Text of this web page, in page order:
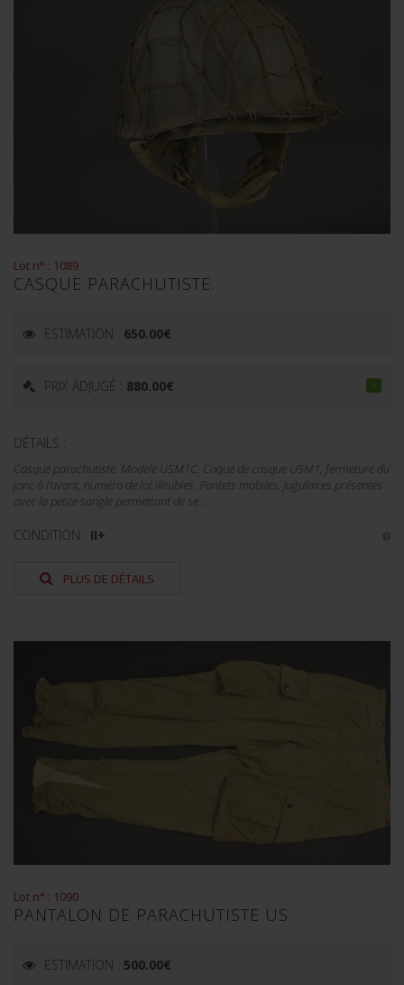
Lot n° : 1089
CASQUE PARACHUTISTE.
ESTIMATION : 650.00€
PRIX ADJUGÉ : 880.00€
DÉTAILS :
Casque parachutiste. Modèle USM1C. Coque de casque USM1, fermeture du
jonc à l'avant, numéro de lot illisibles. Pontets mobiles. Jugulaires présentes
avec la petite sangle permettant de se...
CONDITION : II+
PLUS DE DÉTAILS
Lot n° : 1090
PANTALON DE PARACHUTISTE US.
ESTIMATION : 500.00€